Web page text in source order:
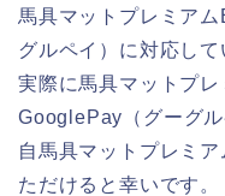
馬具マットプレミア
グルペイ）に対応して
実際に馬具マットプ
GooglePay（グーグ
自馬具マットプレミ
ただけると幸いです。